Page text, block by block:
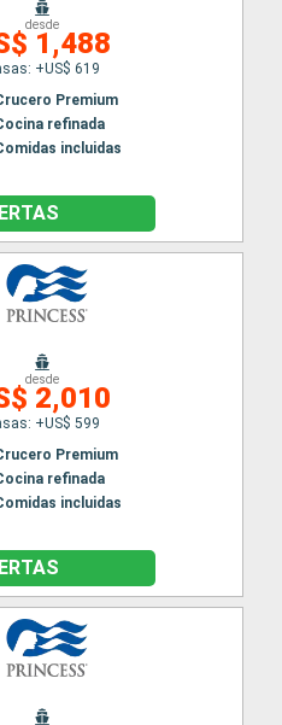
desde
1,488
+US$ 619
Premium
refinada
incluidas
desde
2,010
+US$ 599
Premium
refinada
incluidas